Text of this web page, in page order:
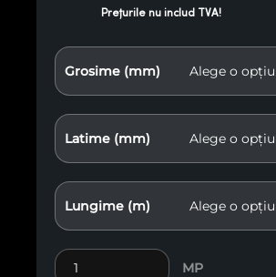
Prețurile nu includ TVA!
Grosime (mm)
Latime (mm)
Lungime (m)
Cantitate Lambriu Antichizat E13
MP